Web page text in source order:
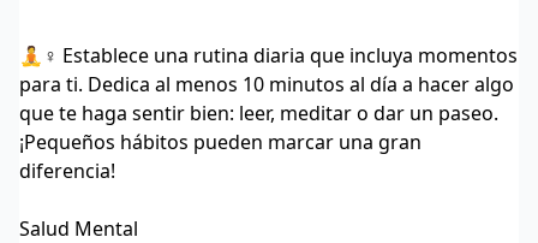
🧘♀️ Establece una rutina diaria que incluya momentos
para ti. Dedica al menos 10 minutos al día a hacer algo
que te haga sentir bien: leer, meditar o dar un paseo.
¡Pequeños hábitos pueden marcar una gran
diferencia!
Salud Mental